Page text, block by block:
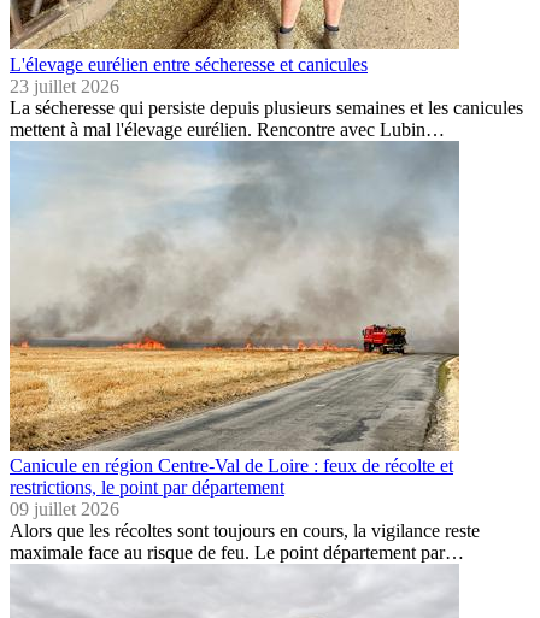
L'élevage eurélien entre sécheresse et canicules
23 juillet 2026
La sécheresse qui persiste depuis plusieurs semaines et les canicules
mettent à mal l'élevage eurélien. Rencontre avec Lubin…
Canicule en région Centre-Val de Loire : feux de récolte et
restrictions, le point par département
09 juillet 2026
Alors que les récoltes sont toujours en cours, la vigilance reste
maximale face au risque de feu. Le point département par…